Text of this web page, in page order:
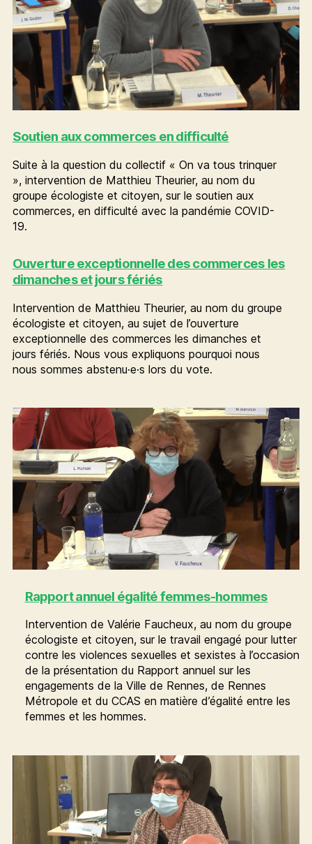
Soutien aux commerces en difficulté
Suite à la question du collectif « On va tous trinquer
», intervention de Matthieu Theurier, au nom du
groupe écologiste et citoyen, sur le soutien aux
commerces, en difficulté avec la pandémie COVID-
19.
Ouverture exceptionnelle des commerces les
dimanches et jours fériés
Intervention de Matthieu Theurier, au nom du groupe
écologiste et citoyen, au sujet de l’ouverture
exceptionnelle des commerces les dimanches et
jours fériés. Nous vous expliquons pourquoi nous
nous sommes abstenu·e·s lors du vote.
Rapport annuel égalité femmes-hommes
Intervention de Valérie Faucheux, au nom du groupe
écologiste et citoyen, sur le travail engagé pour lutter
contre les violences sexuelles et sexistes à l’occasion
de la présentation du Rapport annuel sur les
engagements de la Ville de Rennes, de Rennes
Métropole et du CCAS en matière d’égalité entre les
femmes et les hommes.